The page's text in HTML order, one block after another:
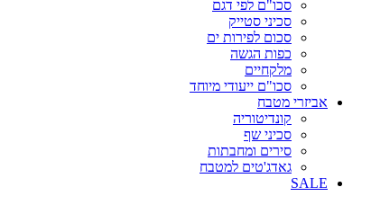
סכו"ם לפי דגם
סכיני סטייק
סכום לפירות ים
כפות הגשה
מלקחיים
סכו"ם ייעודי מיוחד
אביזרי מטבח
קונדיטוריה
סכיני שף
סירים ומחבתות
גאדג'טים למטבח
SALE